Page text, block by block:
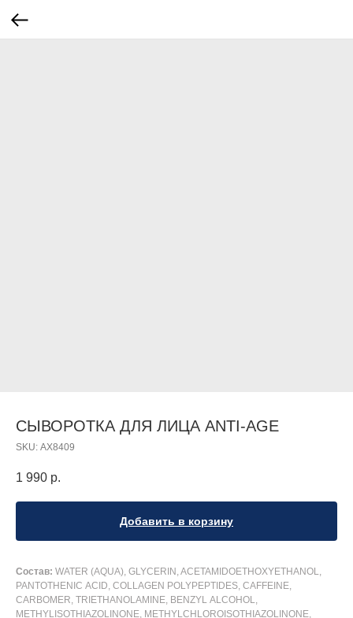
СЫВОРОТКА ДЛЯ ЛИЦА ANTI-AGE
SKU: АХ8409
1 990 р.
Добавить в корзину
Состав: WATER (AQUA), GLYCERIN, ACETAMIDOETHOXYETHANOL,
PANTOTHENIC ACID, COLLAGEN POLYPEPTIDES, CAFFEINE,
CARBOMER, TRIETHANOLAMINE, BENZYL ALCOHOL,
METHYLISOTHIAZOLINONE, METHYLCHLOROISOTHIAZOLINONE,